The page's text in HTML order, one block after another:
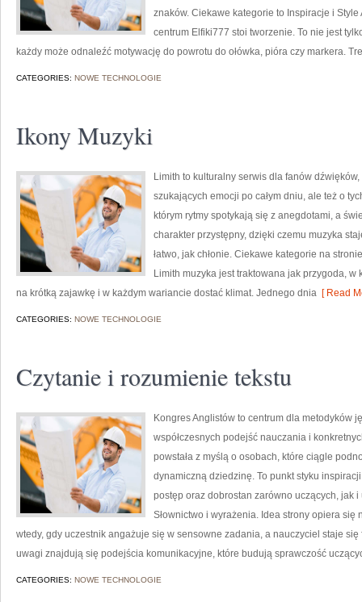
znaków. Ciekawe kategorie to Inspiracje i
centrum Elfiki777 stoi tworzenie. To nie jest
każdy może odnaleźć motywację do powrotu do ołówka, pióra czy markera.
CATEGORIES: NOWE TECHNOLOGIE
Ikony Muzyki
Limith to kulturalny serwis dla fanów
szukających emocji po całym dniu, ale też o
którym rytmy spotykają się z anegdotami, a
charakter przystępny, dzięki czemu muzyka
łatwo, jak chłonie. Ciekawe kategorie na
Limith muzyka jest traktowana jak przygoda,
na krótką zajawkę i w każdym wariancie dostać klimat. Jednego dnia [ Read
CATEGORIES: NOWE TECHNOLOGIE
Czytanie i rozumienie tekstu
Kongres Anglistów to centrum dla metodyków
współczesnych podejść nauczania i
powstała z myślą o osobach, które ciągle
dynamiczną dziedzinę. To punkt styku
postęp oraz dobrostan zarówno uczących, jak
Słownictwo i wyrażenia. Idea strony opiera
wtedy, gdy uczestnik angażuje się w sensowne zadania, a nauczyciel staje
uwagi znajdują się podejścia komunikacyjne, które budują sprawczość
CATEGORIES: NOWE TECHNOLOGIE